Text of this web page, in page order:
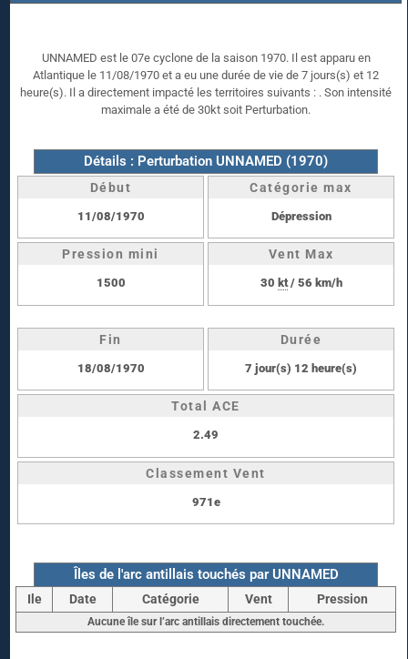
UNNAMED est le 07e cyclone de la saison 1970. Il est apparu en
Atlantique le 11/08/1970 et a eu une durée de vie de 7 jours(s) et 12
heure(s). Il a directement impacté les territoires suivants : . Son intensité
maximale a été de 30kt soit Perturbation.
Détails : Perturbation UNNAMED (1970)
Début
11/08/1970
Catégorie max
Dépression
Pression mini
1500
Vent Max
30 kt/ 56 km/h
Fin
18/08/1970
Durée
7 jour(s) 12 heure(s)
Total ACE
2.49
Classement Vent
971e
Îles de l'arc antillais touchés par UNNAMED
Ile Date Catégorie Vent Pression
Aucune île sur l’arc antillais directement touchée.